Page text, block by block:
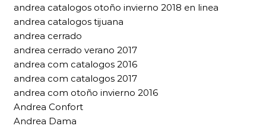
andrea catalogos otoño invierno 2018 en linea
andrea catalogos tijuana
andrea cerrado
andrea cerrado verano 2017
andrea com catalogos 2016
andrea com catalogos 2017
andrea com otoño invierno 2016
Andrea Confort
Andrea Dama